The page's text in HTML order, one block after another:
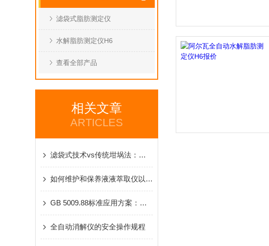
滤袋式脂肪测定仪
水解脂肪测定仪H6
查看全部产品
相关文章
ARTICLES
滤袋式技术vs传统坩埚法：粗纤维检测的技术革新
如何维护和保养液液萃取仪以延长其使用寿命？
GB 5009.88标准应用方案：全自动膳食纤维测定仪助力食品精准检测
全自动消解仪的安全操作规程